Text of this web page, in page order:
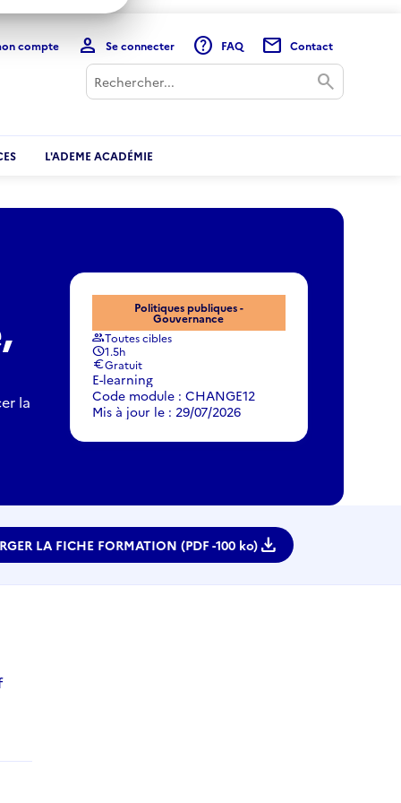
compte person Se connecter help FAQ mail Contact
search
Rechercher
L'ADEME ACADÉMIE
la
Politiques publiques -
Gouvernance
groupToutes cibles
schedule1.5h
euroGratuit
E-learning
Code module : CHANGE12
Mis à jour le : 29/07/2026
LA FICHE FORMATION (PDF -100 ko) download